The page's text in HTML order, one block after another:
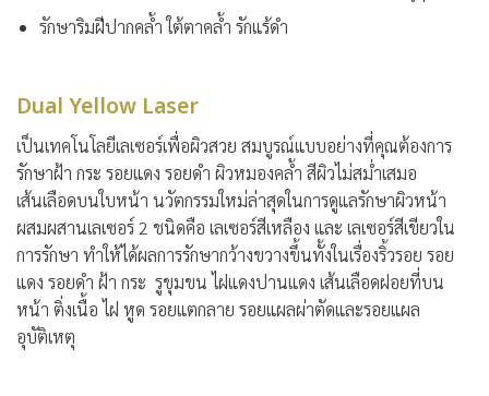
รักษาริมฝีปากคล้ำ ใต้ตาคล้ำ รักแร้ดำ
Dual Yellow Laser
เป็นเทคโนโลยีเลเซอร์เพื่อผิวสวย สมบูรณ์แบบอย่างที่คุณต้องการ
รักษาฝ้า กระ รอยแดง รอยดำ ผิวหมองคล้ำ สีผิวไม่สม่ำเสมอ
เส้นเลือดบนใบหน้า นวัตกรรมใหม่ล่าสุดในการดูแลรักษาผิวหน้า
ผสมผสานเลเซอร์ 2 ชนิดคือ เลเซอร์สีเหลือง และ เลเซอร์สีเขียวใน
การรักษา ทำให้ได้ผลการรักษากว้างขวางขึ้นทั้งในเรื่องริ้วรอย รอย
แดง รอยดำ ฝ้า กระ รูขุมขน ไฝแดงปานแดง เส้นเลือดฝอยที่บน
หน้า ติ่งเนื้อ ไฝ หูด รอยแตกลาย รอยแผลผ่าตัดและรอยแผล
อุบัติเหตุ